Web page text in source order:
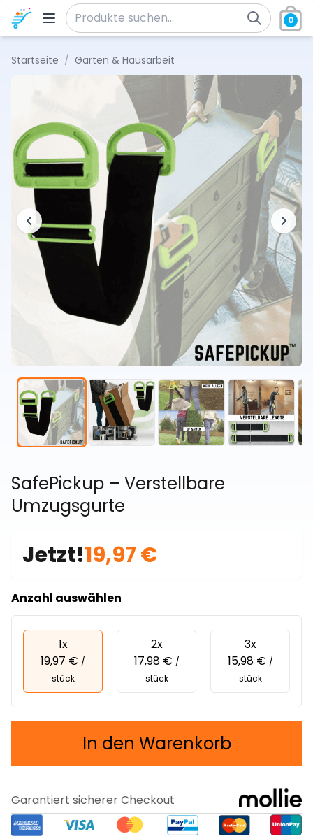
Zum Inhalt springen
Suche nach:
0
Startseite / Garten & Hausarbeit
SafePickup – Verstellbare
Umzugsgurte
Jetzt!19,97 €
Anzahl auswählen
1x
19,97 € /
stück
2x
17,98 € /
stück
3x
15,98 € /
stück
In den Warenkorb
Garantiert sicherer Checkout